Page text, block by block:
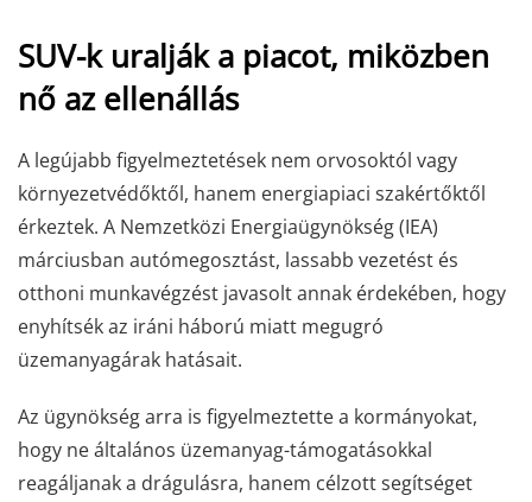
SUV-k uralják a piacot, miközben
nő az ellenállás
A legújabb figyelmeztetések nem orvosoktól vagy
környezetvédőktől, hanem energiapiaci szakértőktől
érkeztek. A Nemzetközi Energiaügynökség (IEA)
márciusban autómegosztást, lassabb vezetést és
otthoni munkavégzést javasolt annak érdekében, hogy
enyhítsék az iráni háború miatt megugró
üzemanyagárak hatásait.
Az ügynökség arra is figyelmeztette a kormányokat,
hogy ne általános üzemanyag-támogatásokkal
reagáljanak a drágulásra, hanem célzott segítséget